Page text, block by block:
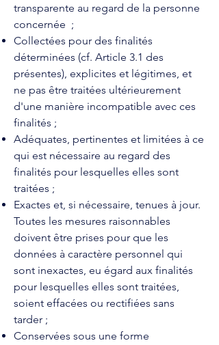
transparente au regard de la personne
concernée ;
Collectées pour des finalités
déterminées (cf. Article 3.1 des
présentes), explicites et légitimes, et
ne pas être traitées ultérieurement
d'une manière incompatible avec ces
finalités ;
Adéquates, pertinentes et limitées à ce
qui est nécessaire au regard des
finalités pour lesquelles elles sont
traitées ;
Exactes et, si nécessaire, tenues à jour.
Toutes les mesures raisonnables
doivent être prises pour que les
données à caractère personnel qui
sont inexactes, eu égard aux finalités
pour lesquelles elles sont traitées,
soient effacées ou rectifiées sans
tarder ;
Conservées sous une forme